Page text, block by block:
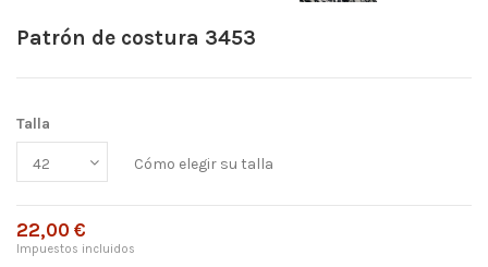
Patrón de costura 3453
Talla
Cómo elegir su talla
22,00 €
Impuestos incluidos